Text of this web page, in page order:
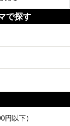
で探す
円以下）